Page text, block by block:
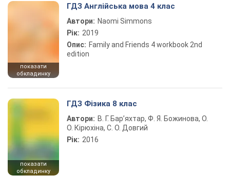
показати
обкладинку
ГДЗ Англійська мова 4 клас
Автори: Naomi Simmons
Рік: 2019
Опис: Family and Friends 4 workbook 2nd
edition
показати
обкладинку
ГДЗ Фізика 8 клас
Автори: В. Г. Бар’яхтар, Ф. Я. Божинова, О.
О. Кірюхіна, С. О. Довгий
Рік: 2016